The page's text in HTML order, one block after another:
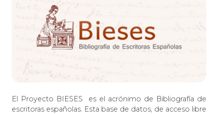
El Proyecto BIESES es el acrónimo de Bibliografía de
escritoras españolas. Esta base de datos, de acceso libre